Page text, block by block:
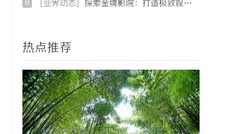
8 [业界动态] 探索金牌影院：打造极致观影体验的现代影院典范
热点推荐